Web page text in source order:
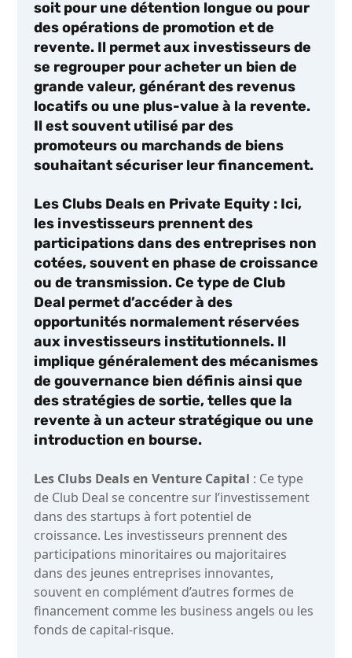
soit pour une détention longue ou pour
des opérations de promotion et de
revente. Il permet aux investisseurs de
se regrouper pour acheter un bien de
grande valeur, générant des revenus
locatifs ou une plus-value à la revente.
Il est souvent utilisé par des
promoteurs ou marchands de biens
souhaitant sécuriser leur financement.
Les Clubs Deals en Private Equity: Ici,
les investisseurs prennent des
participations dans des entreprises non
cotées, souvent en phase de croissance
ou de transmission. Ce type de Club
Deal permet d’accéder à des
opportunités normalement réservées
aux investisseurs institutionnels. Il
implique généralement des mécanismes
de gouvernance bien définis ainsi que
des stratégies de sortie, telles que la
revente à un acteur stratégique ou une
introduction en bourse.
Les Clubs Deals en Venture Capital : Ce type
de Club Deal se concentre sur l’investissement
dans des startups à fort potentiel de
croissance. Les investisseurs prennent des
participations minoritaires ou majoritaires
dans des jeunes entreprises innovantes,
souvent en complément d’autres formes de
financement comme les business angels ou les
fonds de capital-risque.